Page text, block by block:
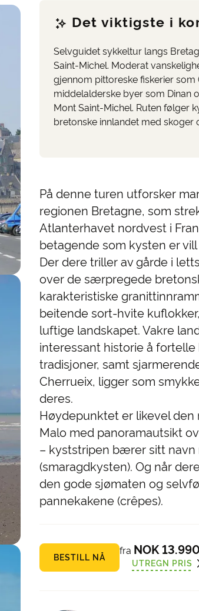
Det viktigste i
Selvguidet sykkeltur langs
Saint-Michel. Moderat
gjennom pittoreske fiskerier
middelalderske byer som Dinan
Mont Saint-Michel. Ruten følger
bretonske innlandet med skoger
På denne turen utforsker
regionen Bretagne, som
Atlanterhavet nordvest i
betagende som kysten er vill
Der dere triller av gårde i
over de særpregede
karakteristiske
beitende sort-hvite
luftige landskapet. Vakre
interessant historie å
tradisjoner, samt
Cherrueix, ligger som
deres.
Høydepunktet er likevel
Malo med panoramautsikt
– kyststripen bærer sitt navn
(smaragdkysten). Og når
den gode sjømaten og
pannekakene (crêpes).
BESTILL NÅ
fra NOK
UTREGN PRIS